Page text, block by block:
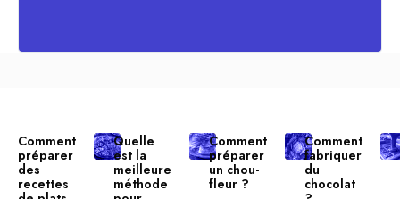
Comment
préparer
des
recettes
Quelle
est la
meilleure
méthode
Comment
préparer
un chou-
fleur ?
Comment
fabriquer
du
chocolat